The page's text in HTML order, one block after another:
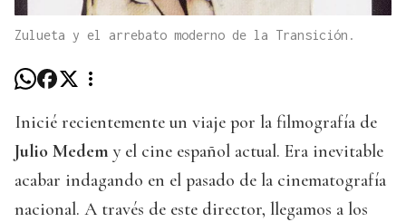
Zulueta y el arrebato moderno de la Transición.
Inicié recientemente un viaje por la filmografía de
Julio Medem y el cine español actual. Era inevitable
acabar indagando en el pasado de la cinematografía
nacional. A través de este director, llegamos a los